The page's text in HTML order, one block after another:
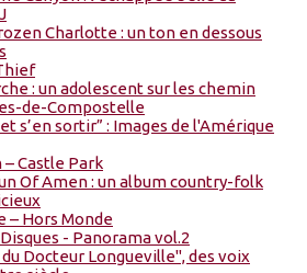
Charlotte : un ton en dessous
: un adolescent sur les chemin
de-Compostelle
s’en sortir” : Images de l'Amérique
– Castle Park
Of Amen : un album country-folk
– Hors Monde
- Panorama vol.2
Docteur Longueville", des voix